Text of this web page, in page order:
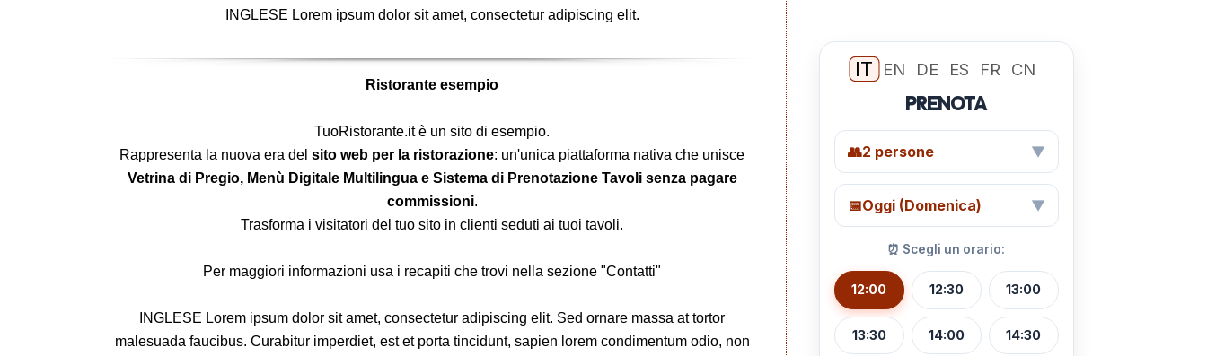
INGLESE Lorem ipsum dolor sit amet, consectetur adipiscing elit.
Ristorante esempio
TuoRistorante.it è un sito di esempio.
Rappresenta la nuova era delsito web per la ristorazione: un'unica piattaforma nativa che unisce
Vetrina di Pregio, Menù Digitale Multilingua e Sistema di Prenotazione Tavoli senza pagare
commissioni.
Trasforma i visitatori del tuo sito in clienti seduti ai tuoi tavoli.
Per maggiori informazioni usa i recapiti che trovi nella sezione "Contatti"
INGLESE Lorem ipsum dolor sit amet, consectetur adipiscing elit. Sed ornare massa at tortor
malesuada faucibus. Curabitur imperdiet, est et porta tincidunt, sapien lorem condimentum odio, non
IT EN DE ES FR CN
PRENOTA
👥2 persone ▼
📅Oggi (Domenica) ▼
⏰ Scegli un orario:
12:00 12:30 13:00
13:30 14:00 14:30